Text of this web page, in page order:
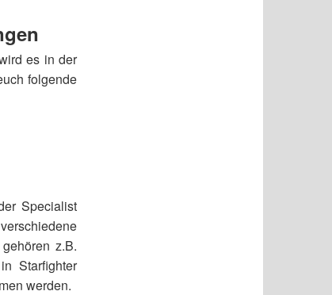
es in der
folgende
Specialist
z.B.
Starfighter
werden.